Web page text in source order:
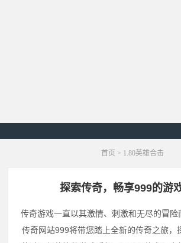
首页 > 1.80英雄合击
探索传奇，畅享999的游
传奇游戏一直以其激情、刺激和无尽的冒险
传奇网站999将带您踏上全新的传奇之旅，